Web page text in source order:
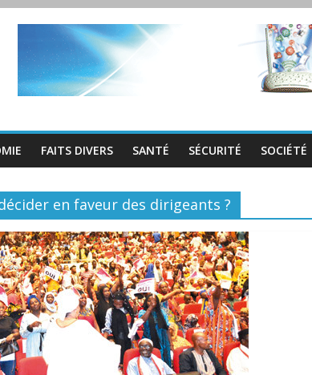
FAITS DIVERS SANTÉ SÉCURITÉ SOCIÉTÉ
en faveur des dirigeants ?